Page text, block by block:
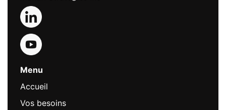
Menu
Accueil
Vos besoins